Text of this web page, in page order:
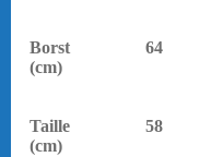
Borst
(cm)
64
Taille
(cm)
58